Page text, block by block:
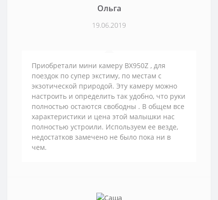
Ольга
19.06.2019
Приобретали мини камеру BX950Z , для
поездок по супер экстиму, по местам с
экзотической природой. Эту камеру можно
настроить и определить так удобно, что руки
полностью остаются свободны . В общем все
характеристики и цена этой малышки нас
полностью устроили. Используем ее везде,
недостатков замечено не было пока ни в
чем.